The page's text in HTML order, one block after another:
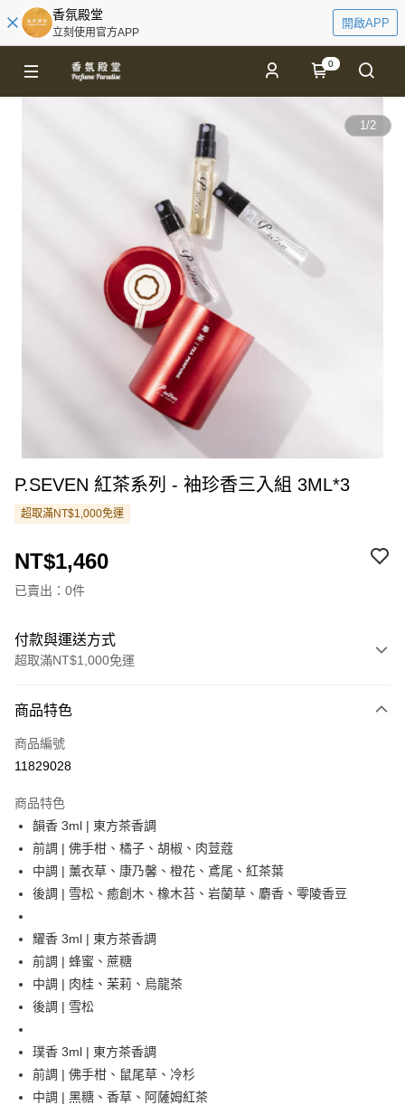
香氛殿堂
立刻使用官方APP
開啟APP
0
1/2
P.SEVEN 紅茶系列 - 袖珍香三入組 3ML*3
超取滿NT$1,000免運
NT$1,460
已賣出：0件
付款與運送方式
超取滿NT$1,000免運
信用卡一次付款
信用卡分期付款
合作金庫商業銀行
華南商業銀行
上海商業儲蓄銀行
台北富邦商業銀行
國泰世華商業銀行
兆豐國際商業銀行
臺灣中小企業銀行
台中商業銀行
元大商業銀行
玉山商業銀行
台新國際商業銀行
台灣樂天信用卡公司
超商取貨付款
LINE Pay
街口支付
悠遊付
AFTEE先享後付
相關說明
【關於「AFTEE先享後付」】
AFTEE先享後付是「在收到商品之後才付款」的支付方式。 讓您購物簡單
便利好安心！
１．簡單：不需註冊會員、不需綁卡、不需儲值。
２．便利：只要手機號碼，簡訊認證，即可結帳。
運送方式
商品特色
商品編號
11829028
商品特色
韻香 3ml | 東方茶香調
前調 | 佛手柑、橘子、胡椒、肉荳蔻
中調 | 薰衣草、康乃馨、橙花、鳶尾、紅茶葉
後調 | 雪松、癒創木、橡木苔、岩蘭草、麝香、零陵香豆
耀香 3ml | 東方茶香調
前調 | 蜂蜜、蔗糖
中調 | 肉桂、茉莉、烏龍茶
後調 | 雪松
璞香 3ml | 東方茶香調
前調 | 佛手柑、鼠尾草、冷杉
中調 | 黑糖、香草、阿薩姆紅茶